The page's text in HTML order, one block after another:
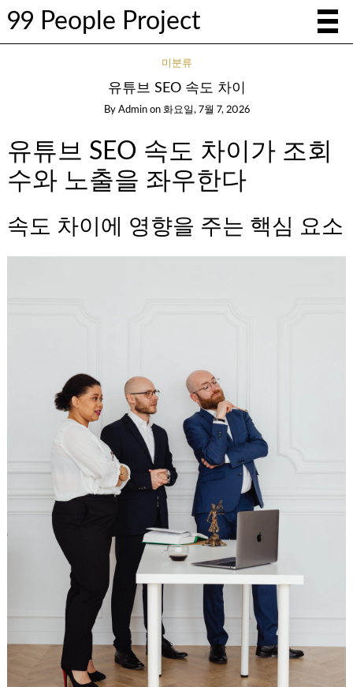
99 People Project
미분류
유튜브 SEO 속도 차이
By Admin on 화요일, 7월 7, 2026
유튜브 SEO 속도 차이가 조회
수와 노출을 좌우한다
속도 차이에 영향을 주는 핵심 요소